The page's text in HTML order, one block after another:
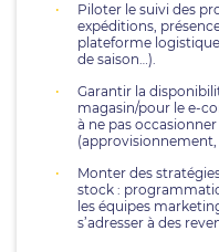
Piloter le suivi des
expéditions,
plateforme
de saison…).
Garantir la
magasin/pour le e-
à ne pas
(approvisionnement,
Monter des
stock :
les équipes
s’adresser à des